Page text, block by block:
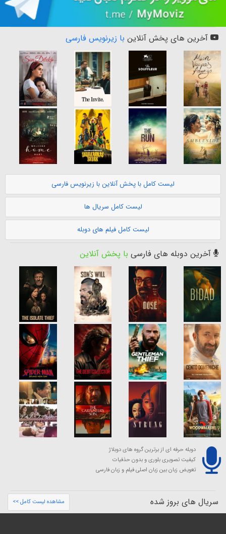
آخرین های پخش آنلاین با زیرنویس فارسی
لیست کامل با پخش آنلاین با زیرنویس فارسی
لیست کامل سریال ها
لیست کامل فیلم های دوبله
آخرین دوبله های فارسی با پخش آنلاین
دوبله حرفه ای از برترین گروه های دوبلاژ
کیفیت تصویری بلوری و بدون حذفیات
تعویض زبان بین زبان اصلی فیلم و زبان فارسی
سریال های بروز شده مشاهده لیست کامل >>